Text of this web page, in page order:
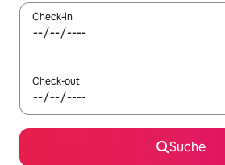
Check-in
Check-out
Suche